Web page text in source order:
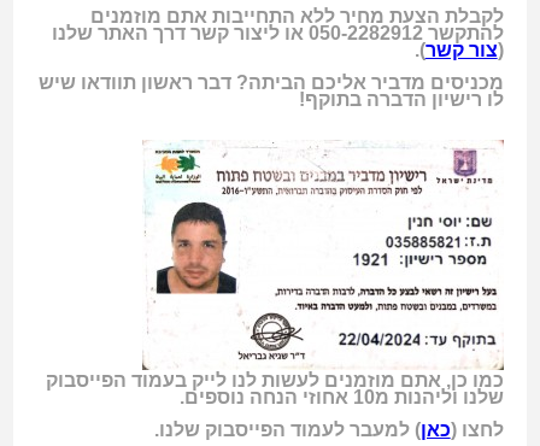
לקבלת הצעת מחיר ללא התחייבות אתם מוזמנים
להתקשר 050-2282912 או ליצור קשר דרך האתר שלנו
(צור קשר).
מכניסים מדביר אליכם הביתה? דבר ראשון תוודאו שיש
לו רישיון הדברה בתוקף!
כמו כן, אתם מוזמנים לעשות לנו לייק בעמוד הפייסבוק
שלנו וליהנות מ10 אחוזי הנחה נוספים.
לחצו (כאן) למעבר לעמוד הפייסבוק שלנו.